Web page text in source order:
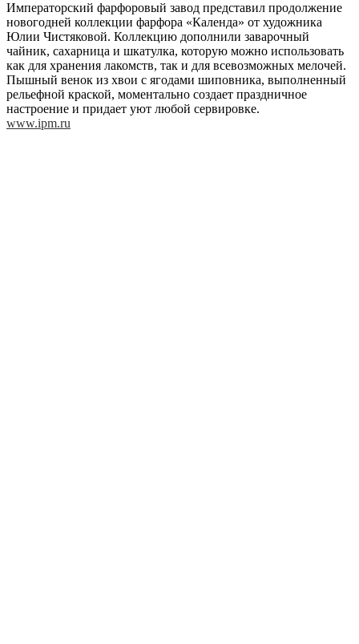
Императорский фарфоровый завод представил продолжение
новогодней коллекции фарфора «Календа» от художника
Юлии Чистяковой. Коллекцию дополнили заварочный
чайник, сахарница и шкатулка, которую можно использовать
как для хранения лакомств, так и для всевозможных мелочей.
Пышный венок из хвои с ягодами шиповника, выполненный
рельефной краской, моментально создает праздничное
настроение и придает уют любой сервировке.
www.ipm.ru